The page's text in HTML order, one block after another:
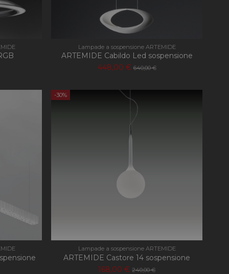
Lampade a sospensione ARTEMIDE
ARTEMIDE Cabildo Led sospensione
448,00 € 640,00 €
-30%
Lampade a sospensione ARTEMIDE
ARTEMIDE Castore 14 sospensione
168,00 € 240,00 €
Script.com per
PHP. Si
mantenere le
numero generato
viene utilizzato
generato in
in ogni
i dati di
dei siti.
e
e viene utilizzato
pagina.
Analytics,
la frequenza
alto traffico.
per mantenere lo